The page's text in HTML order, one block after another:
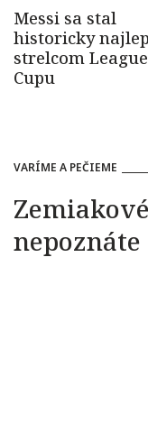
VARÍME A PEČIEME